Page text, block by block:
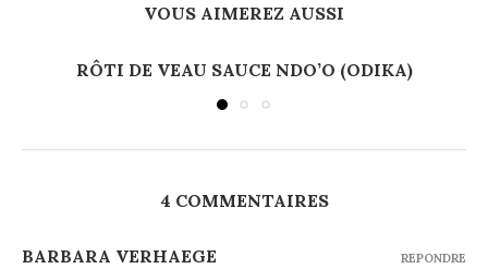
VOUS AIMEREZ AUSSI
RÔTI DE VEAU SAUCE NDO’O (ODIKA)
4 COMMENTAIRES
BARBARA VERHAEGE REPONDRE